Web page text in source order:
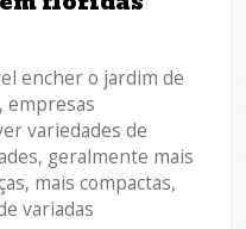
encher o jardim de
empresas
variedades de
geralmente mais
mais compactas,
variadas